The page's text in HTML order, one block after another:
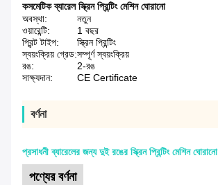
কসমেটিক ব্যারেল স্ক্রিন প্রিন্টিং মেশিন ঘোরানো
অবস্থা:
নতুন
ওয়ারেন্টি:
1 বছর
প্রিন্ট টাইপ:
স্ক্রিন প্রিন্টিং
স্বয়ংক্রিয় গ্রেড:সম্পূর্ণ স্বয়ংক্রিয়
রঙ:
2-রঙ
সাক্ষ্যদান:
CE Certificate
বর্ণনা
প্রসাধনী ব্যারেলের জন্য দুই রঙের স্ক্রিন প্রিন্টিং মেশিন ঘোরানো
পণ্যের বর্ণনা